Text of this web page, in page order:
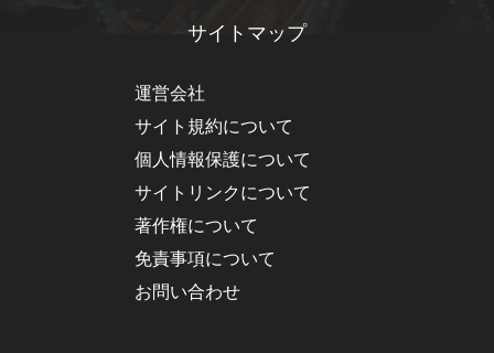
サイトマップ
運営会社
サイト規約について
個人情報保護について
サイトリンクについて
著作権について
免責事項について
お問い合わせ